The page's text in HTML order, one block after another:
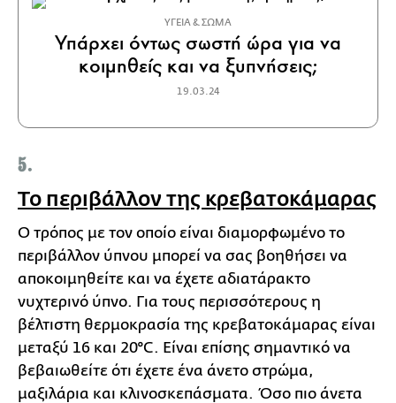
ΥΓΕΙΑ & ΣΩΜΑ
Υπάρχει όντως σωστή ώρα για να
κοιμηθείς και να ξυπνήσεις;
19.03.24
5.
Το περιβάλλον της κρεβατοκάμαρας
Ο τρόπος με τον οποίο είναι διαμορφωμένο το
περιβάλλον ύπνου μπορεί να σας βοηθήσει να
αποκοιμηθείτε και να έχετε αδιατάρακτο
νυχτερινό ύπνο. Για τους περισσότερους η
βέλτιστη θερμοκρασία της κρεβατοκάμαρας είναι
μεταξύ 16 και 20°C. Είναι επίσης σημαντικό να
βεβαιωθείτε ότι έχετε ένα άνετο στρώμα,
μαξιλάρια και κλινοσκεπάσματα. Όσο πιο άνετα